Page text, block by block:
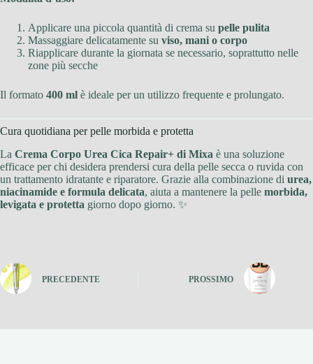
Applicare una piccola quantità di crema su pelle pulita
Massaggiare delicatamente su viso, mani o corpo
Riapplicare durante la giornata se necessario, soprattutto nelle
zone più secche
Il formato 400 ml è ideale per un utilizzo frequente e prolungato.
Cura quotidiana per pelle morbida e protetta
La Crema Corpo Urea Cica Repair+ di Mixa è una soluzione
efficace per chi desidera prendersi cura della pelle secca o ruvida con
un trattamento idratante e riparatore. Grazie alla combinazione di urea,
niacinamide e formula delicata, aiuta a mantenere la pelle morbida,
levigata e protetta giorno dopo giorno. ✨
PRECEDENTE PROSSIMO